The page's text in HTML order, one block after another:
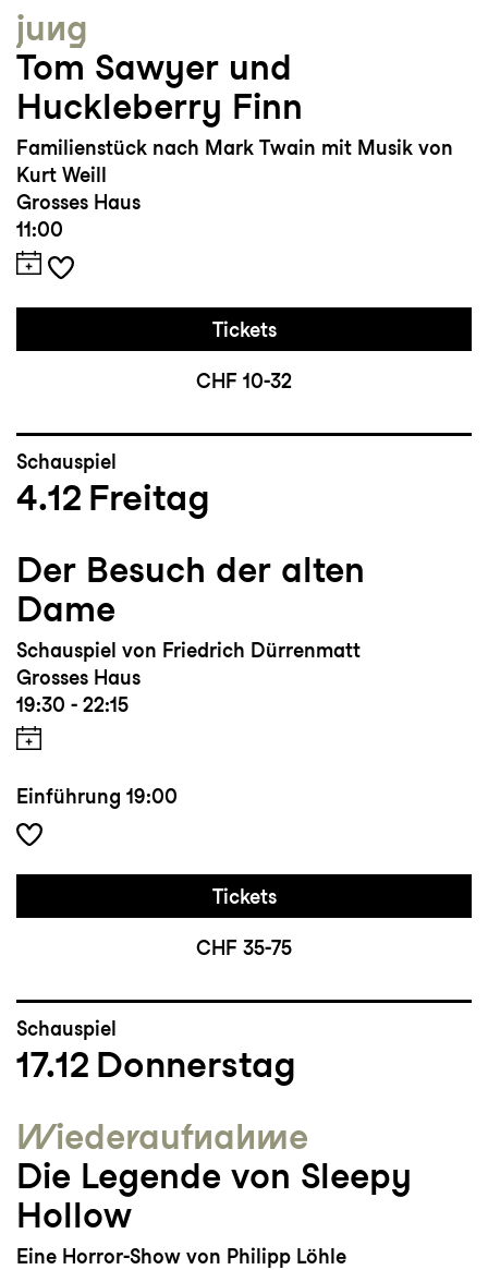
jung
Tom Sawyer und
Huckleberry Finn
Familienstück nach Mark Twain mit Musik von
Kurt Weill
Grosses Haus
11:00
Tickets
CHF 10-32
Schauspiel
4.12 Freitag
Der Besuch der alten
Dame
Schauspiel von Friedrich Dürrenmatt
Grosses Haus
19:30 - 22:15
Einführung 19:00
Tickets
CHF 35-75
Schauspiel
17.12 Donnerstag
Wieder­aufnahme
Die Legende von Sleepy
Hollow
Eine Horror-Show von Philipp Löhle